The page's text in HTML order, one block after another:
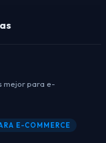
mejor para e-
E-COMMERCE